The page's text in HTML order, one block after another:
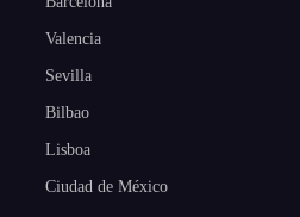
Valencia
Sevilla
Bilbao
Lisboa
Ciudad de México